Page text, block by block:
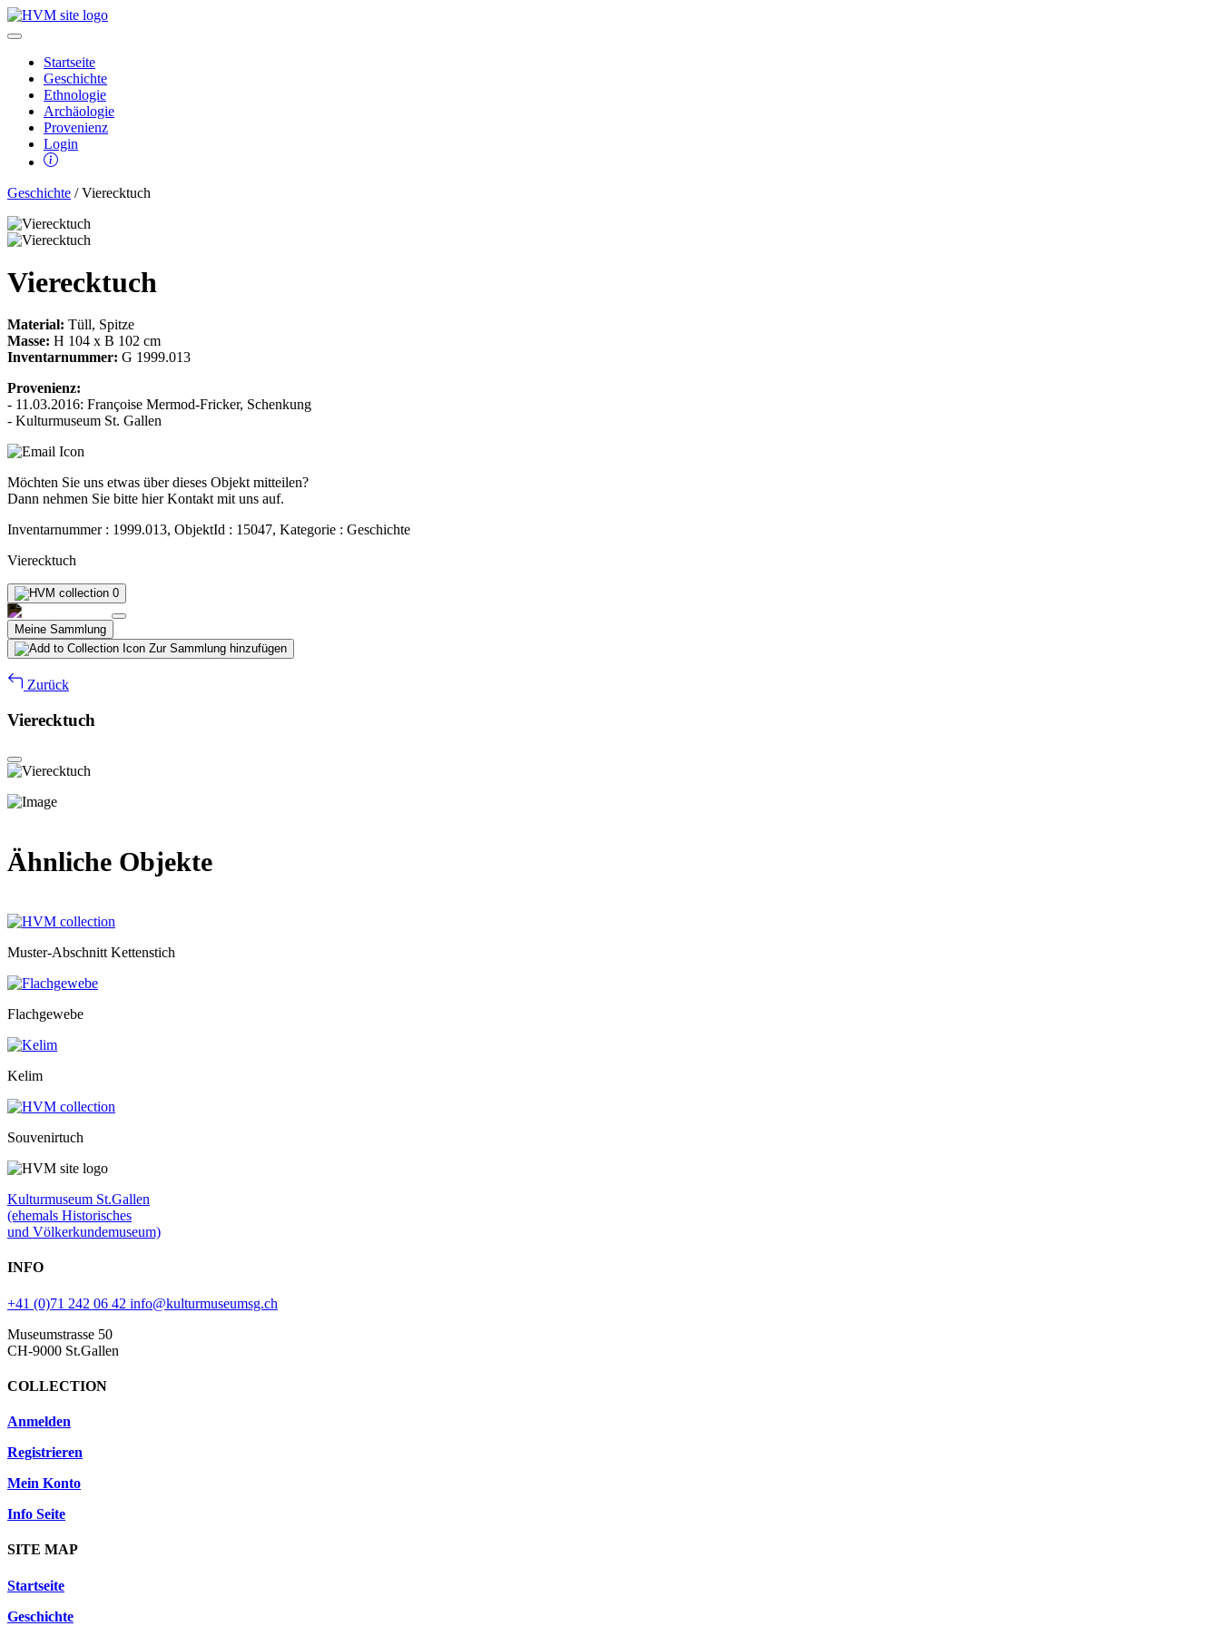
Startseite
Geschichte
Ethnologie
Archäologie
Provenienz
Login
Geschichte / Vierecktuch
Vierecktuch
Material: Tüll, Spitze
Masse: H 104 x B 102 cm
Inventarnummer: G 1999.013
Provenienz:
- 11.03.2016: Françoise Mermod-Fricker, Schenkung
- Kulturmuseum St. Gallen
Möchten Sie uns etwas über dieses Objekt mitteilen?
Dann nehmen Sie bitte hier Kontakt mit uns auf.
Inventarnummer : 1999.013, ObjektId : 15047, Kategorie : Geschichte
Vierecktuch
0
Meine Sammlung
Zur Sammlung hinzufügen
Zurück
Vierecktuch
Ähnliche Objekte
Muster-Abschnitt Kettenstich
Flachgewebe
Kelim
Souvenirtuch
Kulturmuseum St.Gallen
(ehemals Historisches
und Völkerkundemuseum)
INFO
+41 (0)71 242 06 42 info@kulturmuseumsg.ch
Museumstrasse 50
CH-9000 St.Gallen
COLLECTION
Anmelden
Registrieren
Mein Konto
Info Seite
SITE MAP
Startseite
Geschichte